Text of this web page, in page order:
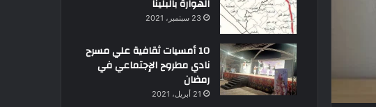
الهوارة بالبلينا
23 سبتمبر، 2021
10 أمسيات ثقافية علي مسرح
نادي مطروح الإجتماعي في
رمضان
21 أبريل، 2021